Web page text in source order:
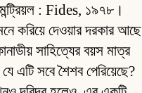
: Fides, ১৯৭৮।
করিয়ে দেওয়ার দরকার আছে
সাহিত্যের বয়স মাত্র
এটি সবে শৈশব পেরিয়েছে?